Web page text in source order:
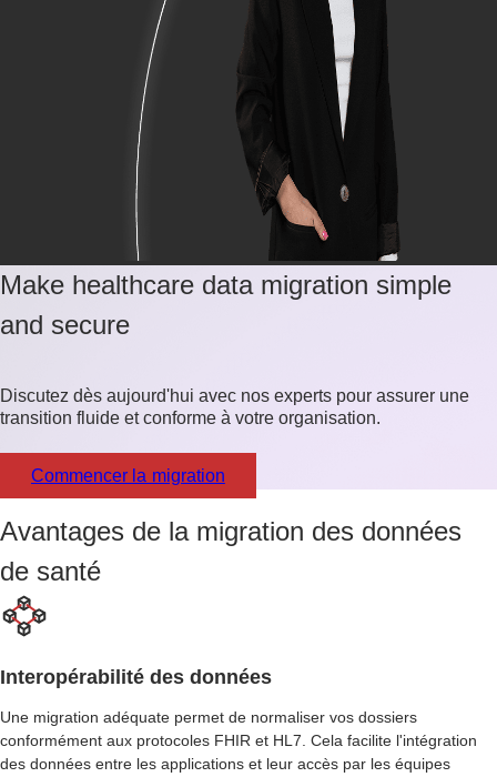
Make healthcare data migration simple
and secure
Discutez dès aujourd'hui avec nos experts pour assurer une
transition fluide et conforme à votre organisation.
Commencer la migration
Avantages de la migration des données
de santé
Interopérabilité des données
Une migration adéquate permet de normaliser vos dossiers
conformément aux protocoles FHIR et HL7. Cela facilite l'intégration
des données entre les applications et leur accès par les équipes